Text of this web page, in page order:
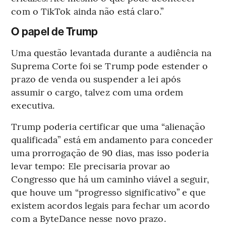
com o TikTok ainda não está claro.”
O papel de Trump
Uma questão levantada durante a audiência na
Suprema Corte foi se Trump pode estender o
prazo de venda ou suspender a lei após
assumir o cargo, talvez com uma ordem
executiva.
Trump poderia certificar que uma “alienação
qualificada” está em andamento para conceder
uma prorrogação de 90 dias, mas isso poderia
levar tempo: Ele precisaria provar ao
Congresso que há um caminho viável a seguir,
que houve um “progresso significativo” e que
existem acordos legais para fechar um acordo
com a ByteDance nesse novo prazo.